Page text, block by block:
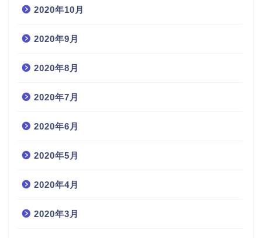
2020年10月
2020年9月
2020年8月
2020年7月
2020年6月
2020年5月
2020年4月
2020年3月